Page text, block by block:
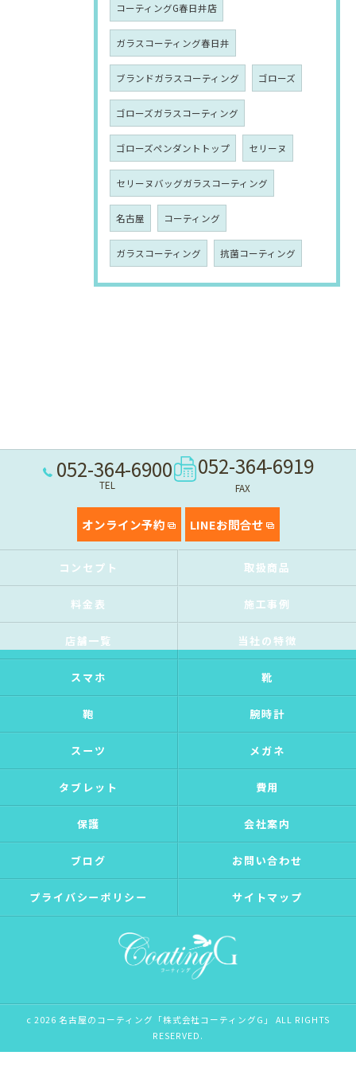
コーティングG春日井店
ガラスコーティング春日井
ブランドガラスコーティング ゴローズ
ゴローズガラスコーティング
ゴローズペンダントトップ セリーヌ
セリーヌバッグガラスコーティング
名古屋 コーティング
ガラスコーティング 抗菌コーティング
052-364-6900
TEL
052-364-6919
FAX
オンライン予約 LINEお問合せ
コンセプト 取扱商品
料金表 施工事例
店舗一覧 当社の特徴
スマホ 靴
鞄 腕時計
スーツ メガネ
タブレット 費用
保護 会社案内
ブログ お問い合わせ
プライバシーポリシー サイトマップ
c 2026 名古屋のコーティング「株式会社コーティングG」 ALL RIGHTS
RESERVED.